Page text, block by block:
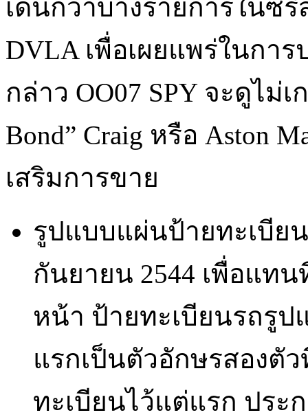
เด่นกว่าบางรายการในซี
DVLA เพื่อเผยแพร่ในกา
กล่าว OO07 SPY จะดูไม่เ
Bond” Craig หรือ Aston
เสริมการขาย
รูปแบบแผ่นป้ายทะเบีย
กันยายน 2544 เพื่อแท
หน้า ป้ายทะเบียนรถรู
แรกเป็นตัวอักษรสองตั
ทะเบียนไว้แต่แรก ประ